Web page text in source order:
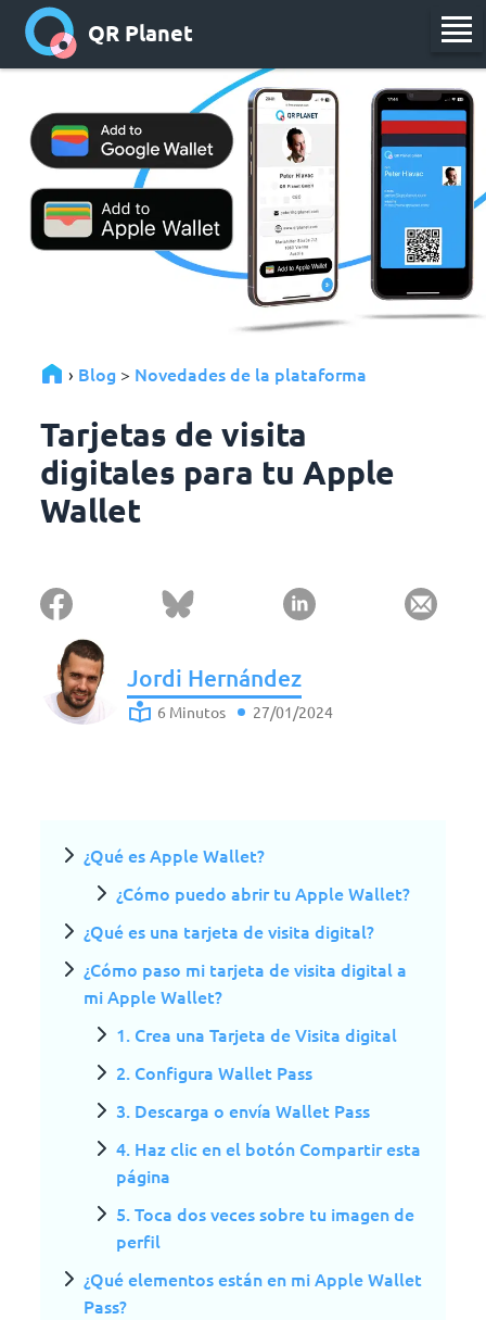
QR Planet
› Blog > Novedades de la plataforma
Tarjetas de visita
digitales para tu Apple
Wallet
Jordi Hernández
6 Minutos 27/01/2024
¿Qué es Apple Wallet?
¿Cómo puedo abrir tu Apple Wallet?
¿Qué es una tarjeta de visita digital?
¿Cómo paso mi tarjeta de visita digital a
mi Apple Wallet?
1. Crea una Tarjeta de Visita digital
2. Configura Wallet Pass
3. Descarga o envía Wallet Pass
4. Haz clic en el botón Compartir esta
página
5. Toca dos veces sobre tu imagen de
perfil
¿Qué elementos están en mi Apple Wallet
Pass?